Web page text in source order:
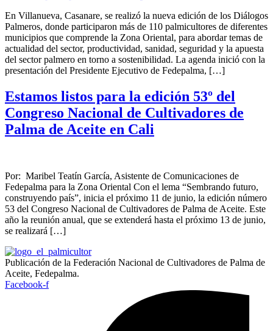
En Villanueva, Casanare, se realizó la nueva edición de los Diálogos
Palmeros, donde participaron más de 110 palmicultores de diferentes
municipios que comprende la Zona Oriental, para abordar temas de
actualidad del sector, productividad, sanidad, seguridad y la apuesta
del sector palmero en torno a sostenibilidad. La agenda inició con la
presentación del Presidente Ejecutivo de Fedepalma, […]
Estamos listos para la edición 53º del
Congreso Nacional de Cultivadores de
Palma de Aceite en Cali
Por: Maribel Teatín García, Asistente de Comunicaciones de
Fedepalma para la Zona Oriental Con el lema “Sembrando futuro,
construyendo país”, inicia el próximo 11 de junio, la edición número
53 del Congreso Nacional de Cultivadores de Palma de Aceite. Este
año la reunión anual, que se extenderá hasta el próximo 13 de junio,
se realizará […]
Publicación de la Federación Nacional de Cultivadores de Palma de
Aceite, Fedepalma.
Facebook-f